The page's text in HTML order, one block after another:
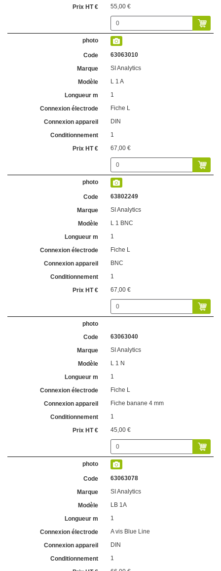
55,00 €
63063010
SI Analytics
L 1 A
1
Fiche L
DIN
1
67,00 €
63802249
SI Analytics
L 1 BNC
1
Fiche L
BNC
1
67,00 €
63063040
SI Analytics
L 1 N
1
Fiche L
Fiche banane 4 mm
1
45,00 €
63063078
SI Analytics
LB 1A
1
A vis Blue Line
DIN
1